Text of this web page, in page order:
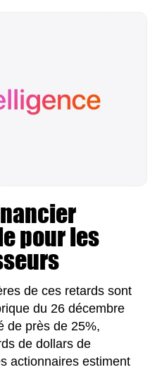
pour les
de ces retards sont
du 26 décembre
de près de 25%,
de dollars de
actionnaires estiment